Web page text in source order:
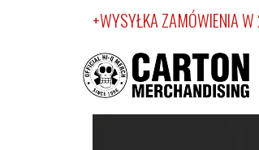
+WYSYŁKA ZAMÓWIENIA